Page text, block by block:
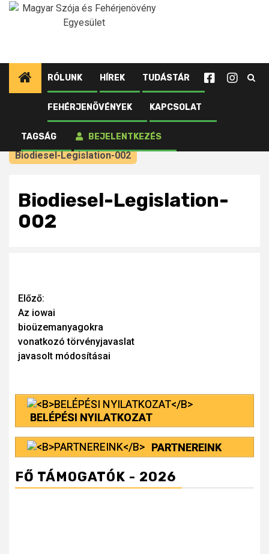
Ugrás
RÓLUNK HÍREK TUDÁSTÁR
FEHÉRJENÖVÉNYEK KAPCSOLAT
TAGSÁG BEJELENTKEZÉS
Kezdőlap
Újdonságok tagjainknak
törvényjavaslat javasolt módosításai
Biodiesel-Legislation-002
Biodiesel-Legislation-
002
Continue
Reading
Előző:
Az iowai
bioüzemanyagokra
vonatkozó törvényjavaslat
javasolt módosításai
BELÉPÉSI NYILATKOZAT
PARTNEREINK
FŐ TÁMOGATÓK - 2026